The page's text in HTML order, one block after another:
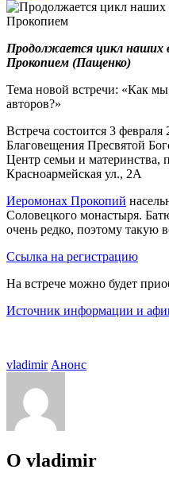
Продолжается цикл наших
Прокопием (Пащенко)
Тема новой встречи: «Как
авторов?»
Встреча состоится 3
Благовещения Пресвятой
Центр семьи и материнства,
Красноармейская ул., 2А
Иеромонах Прокопий
Соловецкого монастыря.
очень редко, поэтому такую
Ссылка на регистрацию
На встрече можно будет
Источник информации и
vladimir Анонс
О vladimir